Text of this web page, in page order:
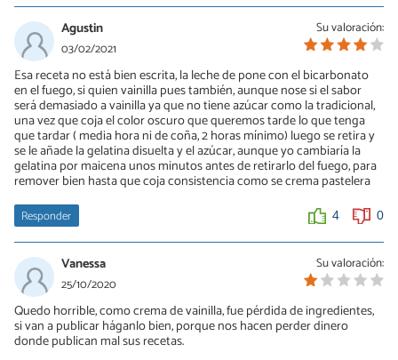
Su valoración:
Agustin
03/02/2021
Esa receta no está bien escrita, la leche de pone con el bicarbonato
en el fuego, si quien vainilla pues también, aunque nose si el sabor
será demasiado a vainilla ya que no tiene azúcar como la tradicional,
una vez que coja el color oscuro que queremos tarde lo que tenga
que tardar ( media hora ni de coña, 2 horas mínimo) luego se retira y
se le añade la gelatina disuelta y el azúcar, aunque yo cambiaría la
gelatina por maicena unos minutos antes de retirarlo del fuego, para
remover bien hasta que coja consistencia como se crema pastelera
Responder 4 0
Su valoración:
Vanessa
25/10/2020
Quedo horrible, como crema de vainilla, fue pérdida de ingredientes,
si van a publicar háganlo bien, porque nos hacen perder dinero
donde publican mal sus recetas.